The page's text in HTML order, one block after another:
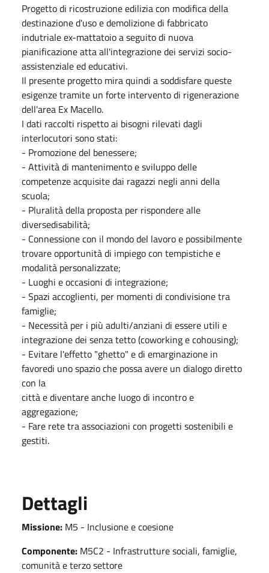
Progetto di ricostruzione edilizia con modifica della
destinazione d'uso e demolizione di fabbricato
indutriale ex-mattatoio a seguito di nuova
pianificazione atta all'integrazione dei servizi socio-
assistenziale ed educativi.
Il presente progetto mira quindi a soddisfare queste
esigenze tramite un forte intervento di rigenerazione
dell'area Ex Macello.
I dati raccolti rispetto ai bisogni rilevati dagli
interlocutori sono stati:
- Promozione del benessere;
- Attività di mantenimento e sviluppo delle
competenze acquisite dai ragazzi negli anni della
scuola;
- Pluralità della proposta per rispondere alle
diversedisabilità;
- Connessione con il mondo del lavoro e possibilmente
trovare opportunità di impiego con tempistiche e
modalità personalizzate;
- Luoghi e occasioni di integrazione;
- Spazi accoglienti, per momenti di condivisione tra
famiglie;
- Necessità per i più adulti/anziani di essere utili e
integrazione dei senza tetto (coworking e cohousing);
- Evitare l'effetto "ghetto" e di emarginazione in
favoredi uno spazio che possa avere un dialogo diretto
con la
città e diventare anche luogo di incontro e
aggregazione;
- Fare rete tra associazioni con progetti sostenibili e
gestiti.
Dettagli
Missione: M5 - Inclusione e coesione
Componente: M5C2 - Infrastrutture sociali, famiglie,
comunità e terzo settore